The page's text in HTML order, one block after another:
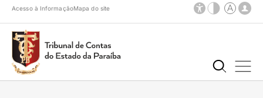
Acesso à InformaçãoMapa do site